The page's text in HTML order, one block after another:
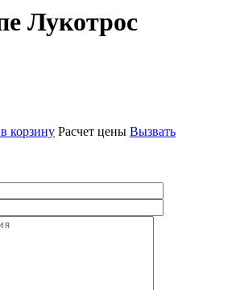
Лукотрос
корзину Расчет цены Вызвать